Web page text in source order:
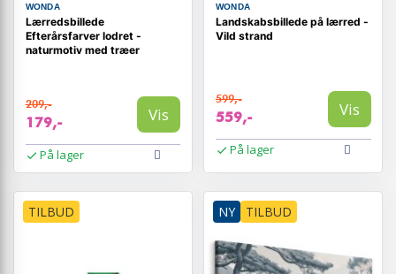
WONDA
Lærredsbillede
Efterårsfarver lodret -
naturmotiv med træer
209,-
179,- Vis
På lager
WONDA
Landskabsbillede på lærred -
Vild strand
599,-
559,- Vis
På lager
TILBUD NY TILBUD